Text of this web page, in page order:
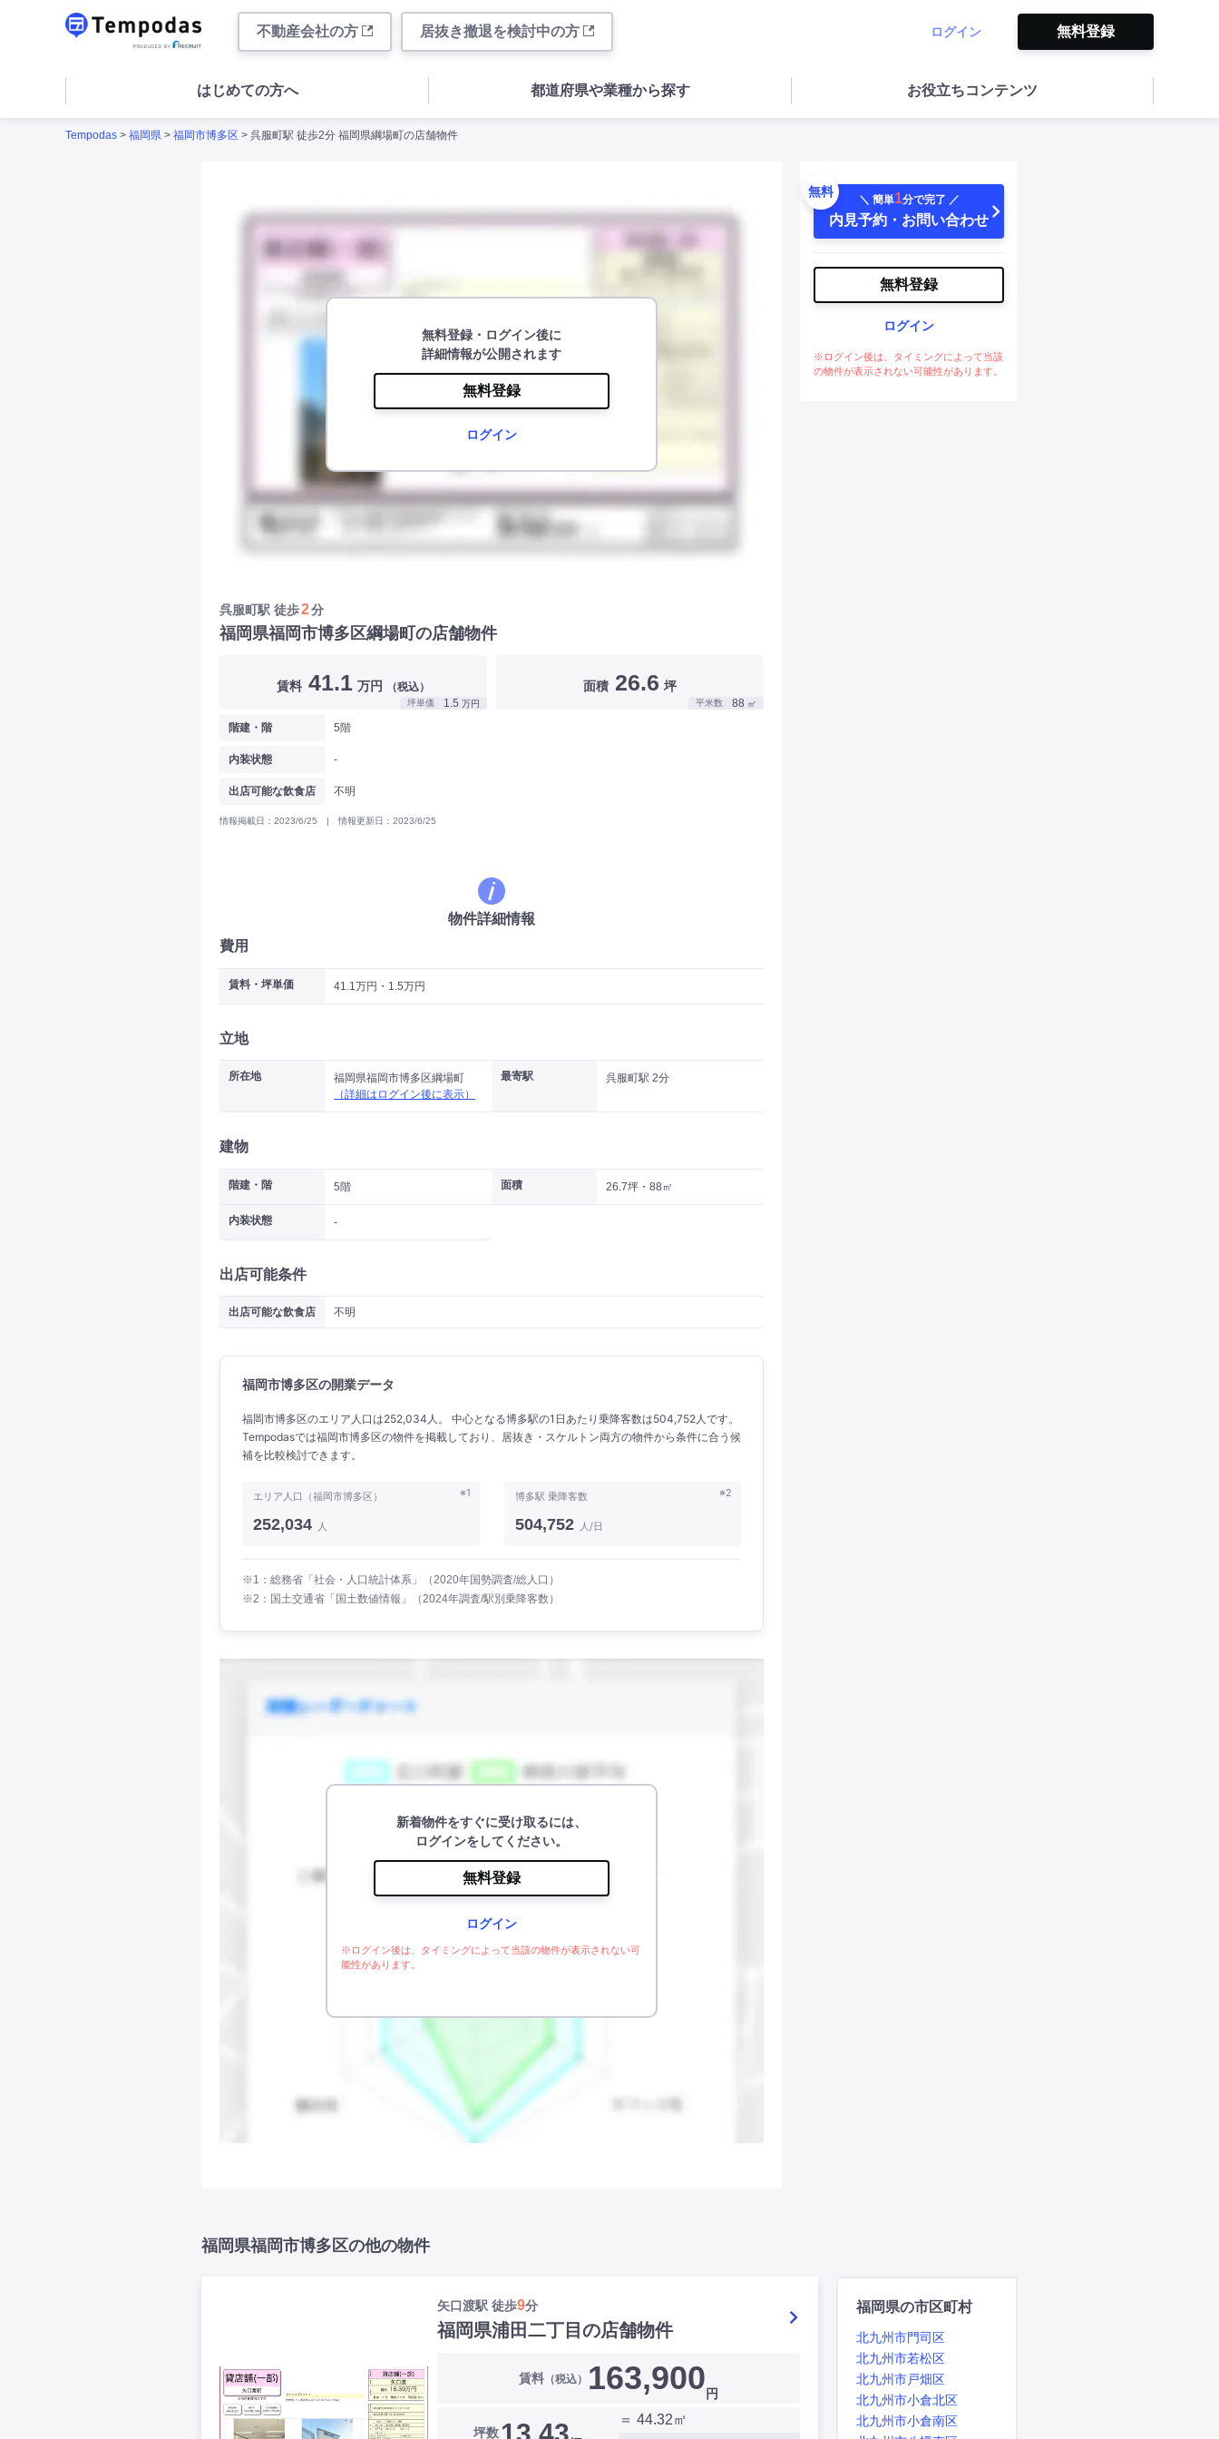
不動産会社の方 居抜き撤退を検討中の方 ログイン 無料登録
はじめての方へ 都道府県や業種から探す お役立ちコンテンツ
Tempodas > 福岡県 > 福岡市博多区 > 呉服町駅 徒歩2分 福岡県綱場町の店舗物件
無料登録・ログイン後に
詳細情報が公開されます
無料登録
ログイン
呉服町駅 徒歩2分
福岡県福岡市博多区綱場町の店舗物件
賃料 41.1 万円 （税込）
坪単価 1.5 万円
面積 26.6 坪
平米数 88 ㎡
階建・階 5階
内装状態 -
出店可能な飲食店 不明
情報掲載日：2023/6/25 | 情報更新日：2023/6/25
物件詳細情報
費用
賃料・坪単価 41.1万円・1.5万円
立地
所在地
福岡県福岡市博多区綱場町
（詳細はログイン後に表示）
最寄駅 呉服町駅 2分
建物
階建・階 5階 面積 26.7坪・88㎡
内装状態 -
出店可能条件
出店可能な飲食店 不明
福岡市博多区の開業データ
福岡市博多区のエリア人口は252,034人。 中心となる博多駅の1日あたり乗降客数は504,752人です。
Tempodasでは福岡市博多区の物件を掲載しており、居抜き・スケルトン両方の物件から条件に合う候
補を比較検討できます。
※1
エリア人口（福岡市博多区）
252,034 人
※2
博多駅 乗降客数
504,752 人/日
※1：総務省「社会・人口統計体系」（2020年国勢調査/総人口）
※2：国土交通省「国土数値情報」（2024年調査/駅別乗降客数）
新着物件をすぐに受け取るには、
ログインをしてください。
無料登録
ログイン
※ログイン後は、タイミングによって当該の物件が表示されない可
能性があります。
無料
＼ 簡単1分で完了 ／
内見予約・お問い合わせ
無料登録
ログイン
※ログイン後は、タイミングによって当該
の物件が表示されない可能性があります。
福岡県福岡市博多区の他の物件
矢口渡駅 徒歩9分
福岡県浦田二丁目の店舗物件
賃料 （税込） 163,900 円
坪数 13.43
＝ 44.32㎡
福岡県の市区町村
北九州市門司区
北九州市若松区
北九州市戸畑区
北九州市小倉北区
北九州市小倉南区